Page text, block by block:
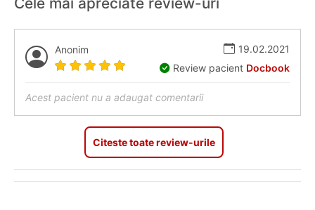
Anonim
19.02.2021
Review pacient Docbook
Acest pacient nu a adaugat comentarii
Citeste toate review-urile